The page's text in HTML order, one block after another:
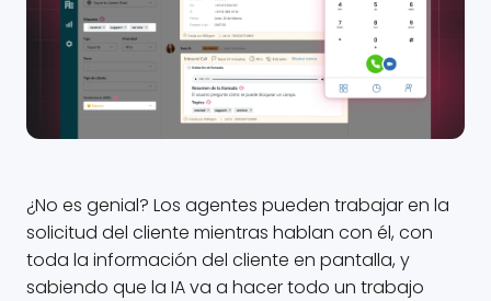
¿No es genial? Los agentes pueden trabajar en la
solicitud del cliente mientras hablan con él, con
toda la información del cliente en pantalla, y
sabiendo que la IA va a hacer todo un trabajo